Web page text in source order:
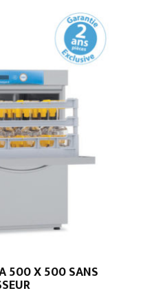
500 X 500 SANS